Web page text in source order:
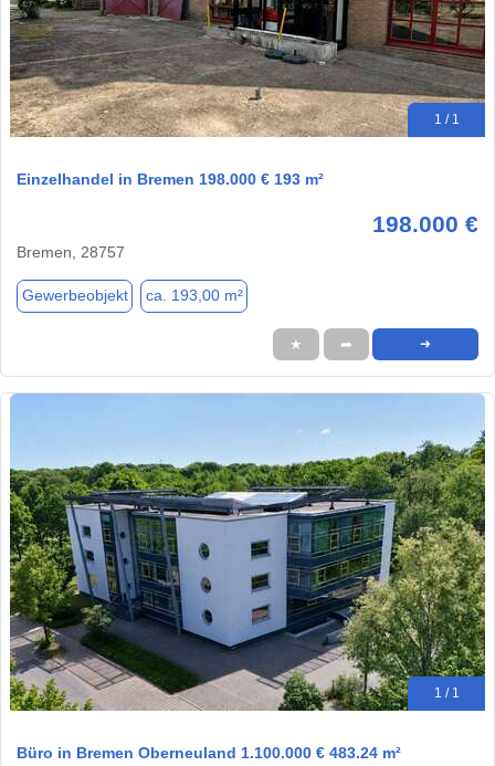
1 / 1
Einzelhandel in Bremen 198.000 € 193 m²
198.000 €
Bremen, 28757
Gewerbeobjekt ca. 193,00 m²
★ ➦ ➜
1 / 1
Büro in Bremen Oberneuland 1.100.000 € 483.24 m²